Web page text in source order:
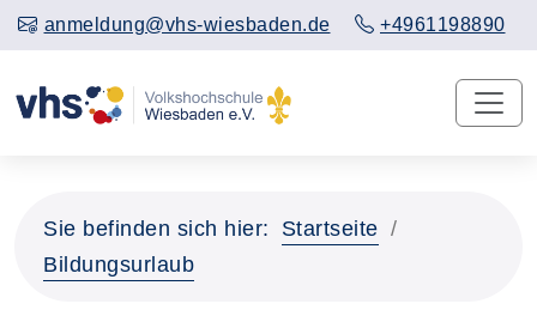
anmeldung@vhs-wiesbaden.de +4961198890
Sie befinden sich hier:
Startseite
Bildungsurlaub